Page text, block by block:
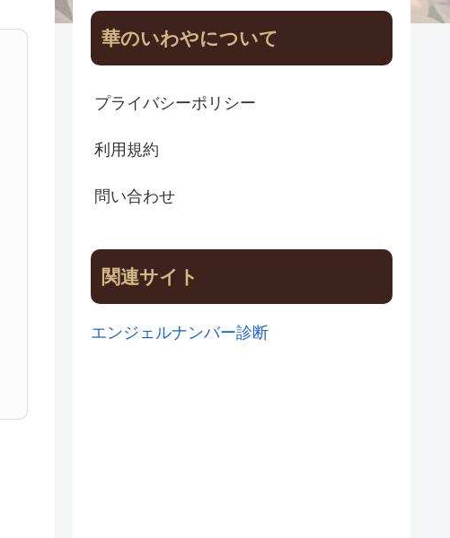
華のいわやについて
プライバシーポリシー
利用規約
問い合わせ
関連サイト
エンジェルナンバー診断